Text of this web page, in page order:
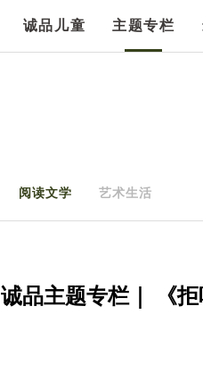
诚品儿童 主题专栏
阅读文学 艺术生活
诚品主题专栏｜ 《